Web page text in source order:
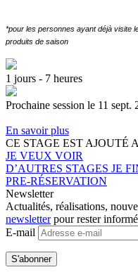
*pour les personnes ayant déjà visite
produits de saison
1 jours - 7 heures
Prochaine session le 11 sept.
En savoir plus
CE STAGE EST AJOUTÉ
JE VEUX VOIR
D’AUTRES STAGES JE
PRE-RÉSERVATION
Newsletter
Actualités, réalisations,
newsletterpour rester
E-mail